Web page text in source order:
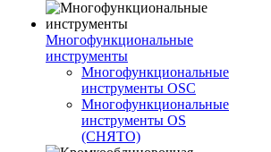
Многофункциональные
инструменты
Многофункциональные
инструменты OSC
Многофункциональные
инструменты OS
(СНЯТО)